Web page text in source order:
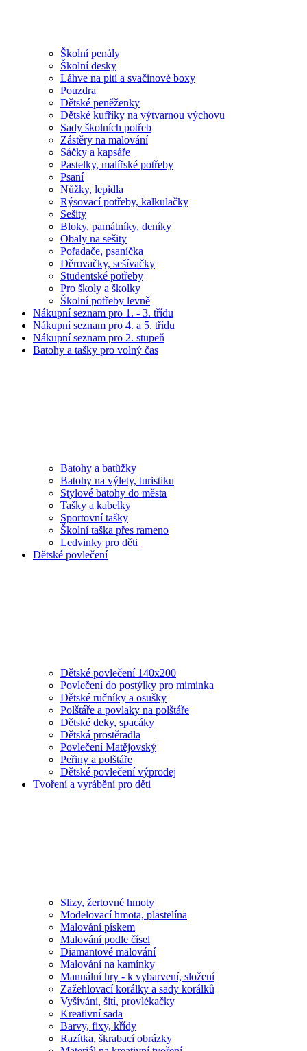
Školní penály
Školní desky
Láhve na pití a svačinové boxy
Pouzdra
Dětské peněženky
Dětské kufříky na výtvarnou výchovu
Sady školních potřeb
Zástěry na malování
Sáčky a kapsáře
Pastelky, malířské potřeby
Psaní
Nůžky, lepidla
Rýsovací potřeby, kalkulačky
Sešity
Bloky, památníky, deníky
Obaly na sešity
Pořadače, psaníčka
Děrovačky, sešívačky
Studentské potřeby
Pro školy a školky
Školní potřeby levně
Nákupní seznam pro 1. - 3. třídu
Nákupní seznam pro 4. a 5. třídu
Nákupní seznam pro 2. stupeň
Batohy a tašky pro volný čas
Batohy a batůžky
Batohy na výlety, turistiku
Stylové batohy do města
Tašky a kabelky
Sportovní tašky
Školní taška přes rameno
Ledvinky pro děti
Dětské povlečení
Dětské povlečení 140x200
Povlečení do postýlky pro miminka
Dětské ručníky a osušky
Polštáře a povlaky na polštáře
Dětské deky, spacáky
Dětská prostěradla
Povlečení Matějovský
Peřiny a polštáře
Dětské povlečení výprodej
Tvoření a vyrábění pro děti
Slizy, žertovné hmoty
Modelovací hmota, plastelína
Malování pískem
Malování podle čísel
Diamantové malování
Malování na kamínky
Manuální hry - k vybarvení, složení
Zažehlovací korálky a sady korálků
Vyšívání, šití, provlékačky
Kreativní sada
Barvy, fixy, křídy
Razítka, škrabací obrázky